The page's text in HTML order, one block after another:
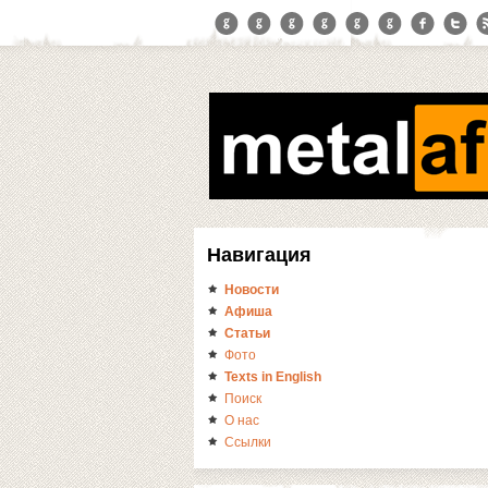
Навигация
Новости
Афиша
Статьи
Фото
Texts in English
Поиск
О нас
Ссылки